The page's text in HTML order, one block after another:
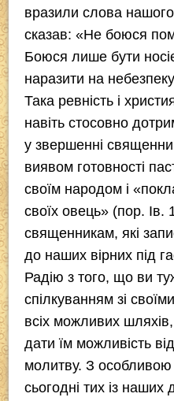
вразили слова нашого
сказав: «Не боюся
Боюся лише бути
наразити на
Така ревність і
навіть стосовно
у звершенні
виявом готовності
своїм народом і
своїх овець» (пор.
священникам, які
до наших вірних під
Радію з того, що ви
спілкуванням зі
всіх можливих
дати їм можливість
молитву. З особливою
сьогодні тих із наших